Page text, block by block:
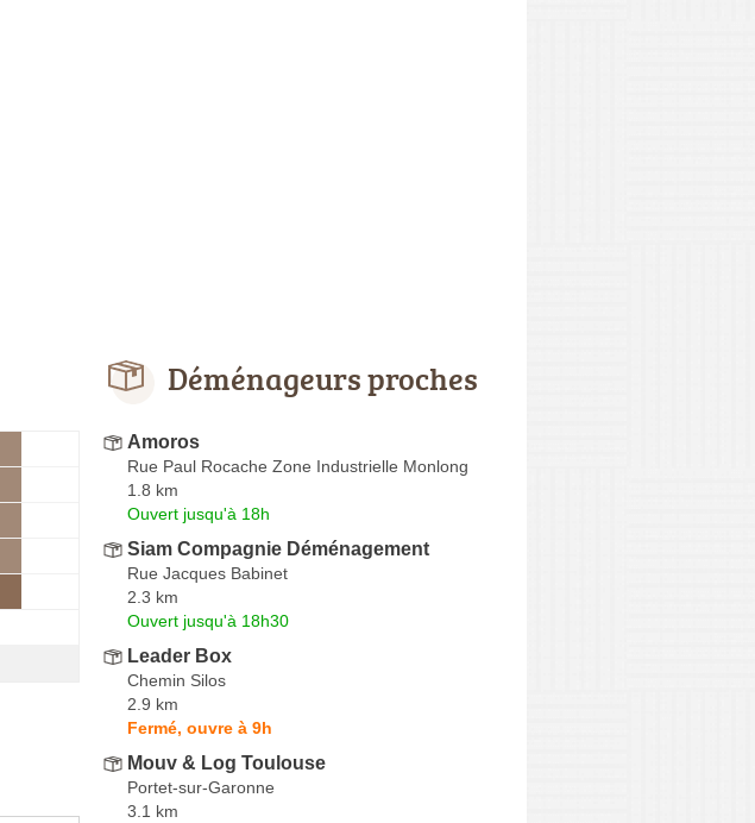
Déménageurs proches
Amoros
Rue Paul Rocache Zone Industrielle Monlong
1.8 km
Ouvert jusqu'à 18h
Siam Compagnie Déménagement
Rue Jacques Babinet
2.3 km
Ouvert jusqu'à 18h30
Leader Box
Chemin Silos
2.9 km
Fermé, ouvre à 9h
Mouv & Log Toulouse
Portet-sur-Garonne
3.1 km